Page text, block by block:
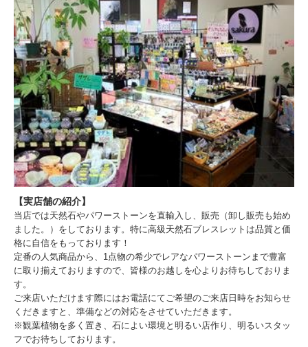
【実店舗の紹介】
当店では天然石やパワーストーンを直輸入し、販売（卸し販売も始め
ました。）をしております。特に高級天然石ブレスレットは品質と価
格に自信をもっております！
定番の人気商品から、1点物の希少でレアなパワーストーンまで豊富
に取り揃えておりますので、皆様のお越しを心よりお待ちしておりま
す。
ご来店いただけます際にはお電話にてご希望のご来店日時をお知らせ
くだきますと、準備などの対応をさせていただきます。
※観葉植物を多く置き、石によい環境と明るい店作り、明るいスタッ
フでお待ちしております。